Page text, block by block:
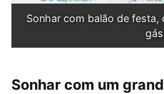
Sonhar com balão de festa,
Sonhar com um